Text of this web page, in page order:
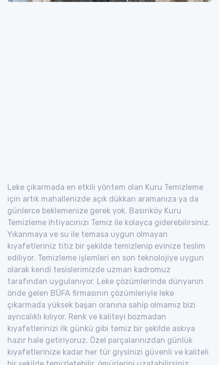
Leke çıkarmada en etkili yöntem olan Kuru Temizleme
için artık mahallenizde açık dükkan aramanıza ya da
günlerce beklemenize gerek yok. Basınköy Kuru
Temizleme ihtiyacınızı Temiz ile kolayca giderebilirsiniz.
Yıkanmaya ve su ile temasa uygun olmayan
kıyafetleriniz titiz bir şekilde temizlenip evinize teslim
ediliyor. Temizleme işlemleri en son teknolojiye uygun
olarak kendi tesislerimizde uzman kadromuz
tarafından uygulanıyor. Leke çözümlerinde dünyanın
önde gelen BÜFA firmasının çözümleriyle leke
çıkarmada yüksek başarı oranına sahip olmamız bizi
ayrıcalıklı kılıyor. Renk ve kaliteyi bozmadan
kıyafetlerinizi ilk günkü gibi temiz bir şekilde askıya
hazır hale getiriyoruz. Özel parçalarınızdan günlük
kıyafetlerinize kadar her tür giysinizi güvenli ve kaliteli